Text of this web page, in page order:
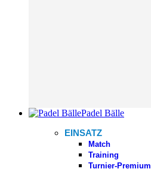
Padel Bälle
EINSATZ
Match
Training
Turnier-Premium